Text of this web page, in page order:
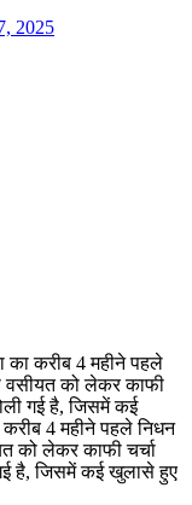
2025
का करीब 4 महीने पहले
वसीयत को लेकर काफी
गई है, जिसमें कई
4 महीने पहले निधन
को लेकर काफी चर्चा
है, जिसमें कई खुलासे हुए